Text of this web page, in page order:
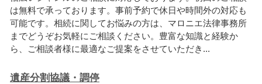
は無料で承っております。事前予約で休日や時間外の対応も
可能です。相続に関してお悩みの方は、マロニエ法律事務所
までどうぞお気軽にご相談ください。豊富な知識と経験か
ら、ご相談者様に最適なご提案をさせていただき...
遺産分割協議・調停